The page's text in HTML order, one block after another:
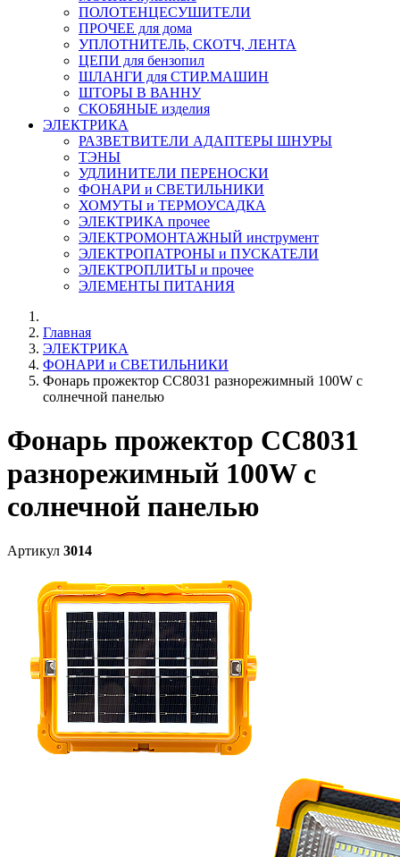
ПОЛОТЕНЦЕСУШИТЕЛИ
ПРОЧЕЕ для дома
УПЛОТНИТЕЛЬ, СКОТЧ, ЛЕНТА
ЦЕПИ для бензопил
ШЛАНГИ для СТИР.МАШИН
ШТОРЫ В ВАННУ
СКОБЯНЫЕ изделия
ЭЛЕКТРИКА
РАЗВЕТВИТЕЛИ АДАПТЕРЫ ШНУРЫ
ТЭНЫ
УДЛИНИТЕЛИ ПЕРЕНОСКИ
ФОНАРИ и СВЕТИЛЬНИКИ
ХОМУТЫ и ТЕРМОУСАДКА
ЭЛЕКТРИКА прочее
ЭЛЕКТРОМОНТАЖНЫЙ инструмент
ЭЛЕКТРОПАТРОНЫ и ПУСКАТЕЛИ
ЭЛЕКТРОПЛИТЫ и прочее
ЭЛЕМЕНТЫ ПИТАНИЯ
Главная
ЭЛЕКТРИКА
ФОНАРИ и СВЕТИЛЬНИКИ
Фонарь прожектор CC8031 разнорежимный 100W с
солнечной панелью
Фонарь прожектор CC8031
разнорежимный 100W с
солнечной панелью
Артикул 3014